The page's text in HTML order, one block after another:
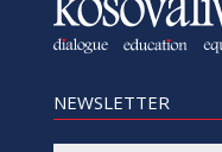
NEWSLETTER